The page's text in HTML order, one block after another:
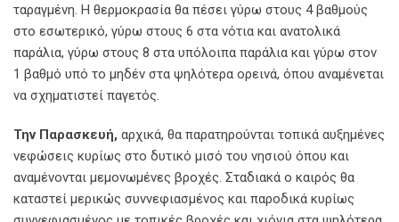
ταραγμένη. Η θερμοκρασία θα πέσει γύρω στους 4 βαθμούς
στο εσωτερικό, γύρω στους 6 στα νότια και ανατολικά
παράλια, γύρω στους 8 στα υπόλοιπα παράλια και γύρω στον
1 βαθμό υπό το μηδέν στα ψηλότερα ορεινά, όπου αναμένεται
να σχηματιστεί παγετός.
Την Παρασκευή, αρχικά, θα παρατηρούνται τοπικά αυξημένες
νεφώσεις κυρίως στο δυτικό μισό του νησιού όπου και
αναμένονται μεμονωμένες βροχές. Σταδιακά ο καιρός θα
καταστεί μερικώς συννεφιασμένος και παροδικά κυρίως